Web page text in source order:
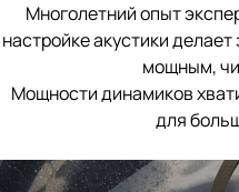
Многолетний опыт
настройке акустики
мощным,
Мощности динамиков
для